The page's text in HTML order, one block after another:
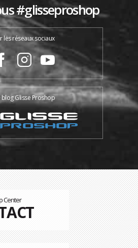
#glisseproshop
les réseaux sociaux
blog Glisse Proshop
Center